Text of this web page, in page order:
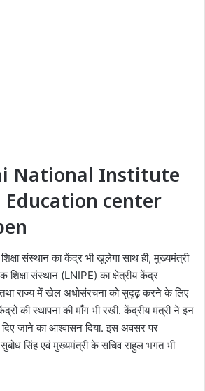
National Institute
Education center
शिक्षा संस्थान का केंद्र भी खुलेगा साथ ही, मुख्यमंत्री
शिक्षा संस्थान (LNIPE) का क्षेत्रीय केंद्र
राज्य में खेल अधोसंरचना को सुदृढ़ करने के लिए
की स्थापना की माँग भी रखी. केंद्रीय मंत्री ने इन
दिए जाने का आश्वासन दिया. इस अवसर पर
सिंह एवं मुख्यमंत्री के सचिव राहुल भगत भी